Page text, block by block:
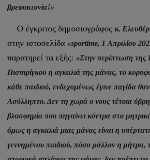
βρεφοκτονία!»
Ο έγκριτος δημοσιογράφος κ.
στην ιστοσελίδα «sportime, 1 Απριλίου
παρατηρεί τα εξής: «Στην περίπτωση της
Πισπιρίγκου η αγκαλιά της μάνας, το
κάθε παιδιού, ενδεχομένως έγινε παγίδα
Ασύλληπτο. Δεν τη χωρά ο νους τέτοια
βλασφημία που πηγαίνει κόντρα στο
όμως η αγκαλιά μιας μάνας είναι η
γεννημένου παιδιού, πόσο μάλλον η μήτρα,